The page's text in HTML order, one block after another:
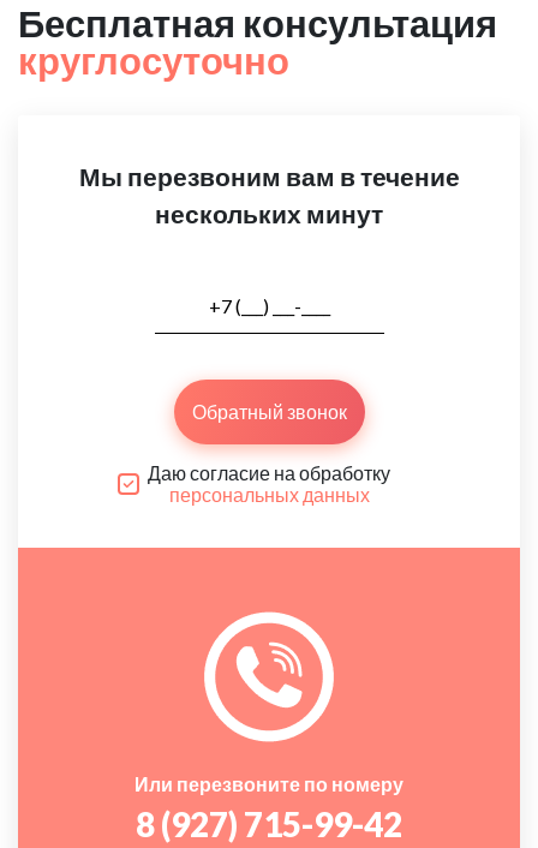
Бесплатная консультация
круглосуточно
Мы перезвоним вам в течение
нескольких минут
Обратный звонок
Даю согласие на обработку
персональных данных
Или перезвоните по номеру
8 (927) 715-99-42